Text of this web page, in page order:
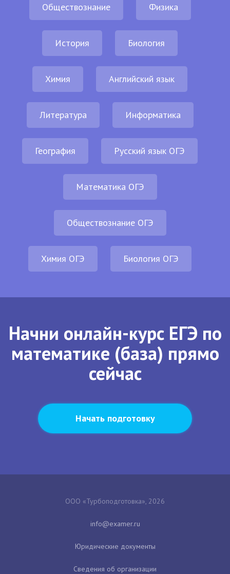
Обществознание Физика
История Биология
Химия Английский язык
Литература Информатика
География Русский язык ОГЭ
Математика ОГЭ
Обществознание ОГЭ
Химия ОГЭ Биология ОГЭ
Начни онлайн-курс ЕГЭ по
математике (база) прямо
сейчас
Начать подготовку
ООО «Турбоподготовка», 2026
Юридические документы
Сведения об организации